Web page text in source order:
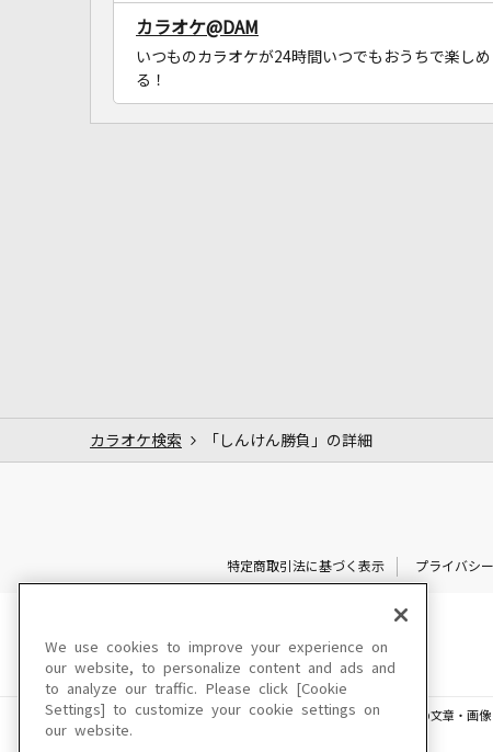
カラオケ@DAM
いつものカラオケが24時間いつでもおうちで楽しめ
る！
カラオケ検索 「しんけん勝負」の詳細
特定商取引法に基づく表示
プライバシ
このサイトに掲載されている一切の文章・画
We use cookies to improve your experience on
our website, to personalize content and ads and
to analyze our traffic. Please click [Cookie
Settings] to customize your cookie settings on
our website.